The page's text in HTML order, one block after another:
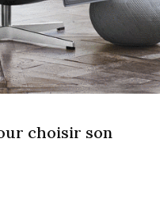
choisir son